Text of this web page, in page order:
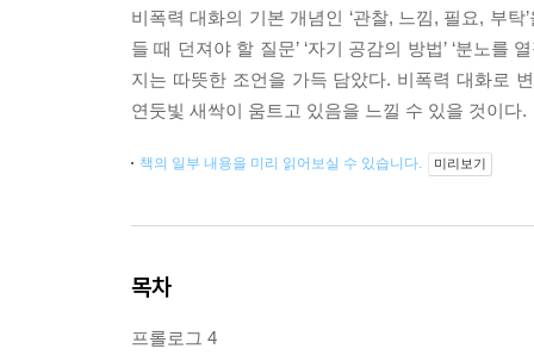
비폭력 대화의 기본 개념인 ‘관찰, 느낌, 필요, 부
들 때 던져야 할 질문’ ‘자기 공감의 방법’ ‘분노를
지는 따뜻한 조언을 가득 담았다. 비폭력 대화로
연둣빛 새싹이 움트고 있음을 느낄 수 있을 것이다.
책의 일부 내용을 미리 읽어보실 수 있습니다. 미리보기
목차
프롤로그 4